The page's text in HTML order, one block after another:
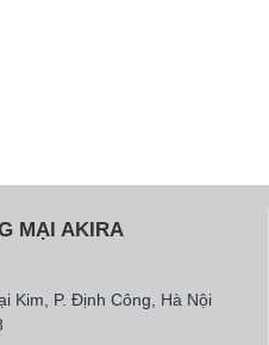
MẠI AKIRA
Kim, P. Định Công, Hà Nội